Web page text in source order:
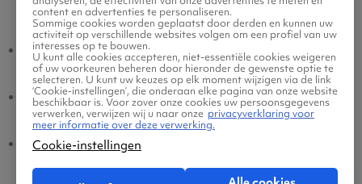
Urumqi - Amsterdam Amsterdam - Urumqi
Urumqi - Eindhoven Eindhoven - Urumqi
Urumqi - Brussel
content en advertenties te personaliseren.
Sommige cookies worden geplaatst door derden en kunnen uw
activiteit op verschillende websites volgen om een profiel van uw
interesses op te bouwen.
U kunt alle cookies accepteren, niet-essentiële cookies weigeren
of uw voorkeuren beheren door hieronder de gewenste optie te
selecteren. U kunt uw keuzes op elk moment wijzigen via de link
‘Cookie-instellingen’, die onderaan elke pagina van onze website
beschikbaar is. Voor zover onze cookies uw persoonsgegevens
verwerken, verwijzen wij u naar onze privacyverklaring voor
meer informatie over deze verwerking.
Cookie-instellingen